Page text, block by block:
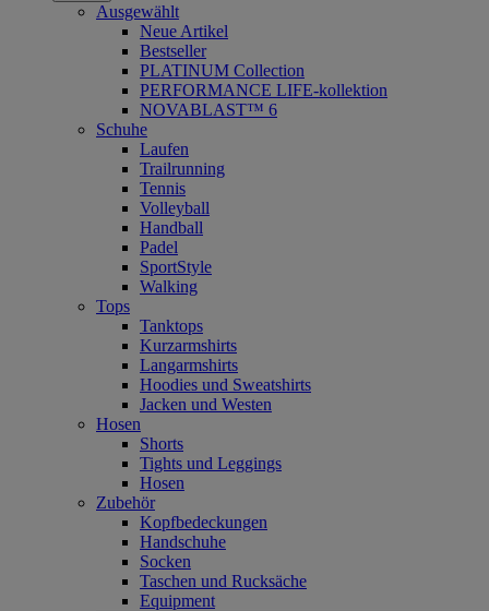
Ausgewählt
Neue Artikel
Bestseller
PLATINUM Collection
PERFORMANCE LIFE-kollektion
NOVABLAST™ 6
Schuhe
Laufen
Trailrunning
Tennis
Volleyball
Handball
Padel
SportStyle
Walking
Tops
Tanktops
Kurzarmshirts
Langarmshirts
Hoodies und Sweatshirts
Jacken und Westen
Hosen
Shorts
Tights und Leggings
Hosen
Zubehör
Kopfbedeckungen
Handschuhe
Socken
Taschen und Rucksäche
Equipment